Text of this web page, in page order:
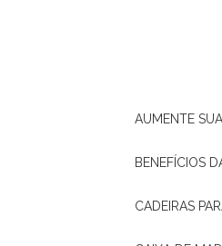
AUMENTE
BENEFÍCIOS
CADEIRAS